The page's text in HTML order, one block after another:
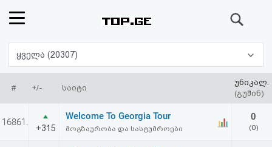
რეიტინგი
(მთავარი)
ფოსტა
ყველა (20307)
# +/- საიტი
უნიკალ.
(გუშინ)
16861.
+315
Welcome To Georgia Tour
მოგზაურობა და სასტუმროები
0
(0)